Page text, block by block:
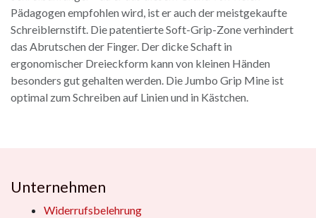
Pädagogen empfohlen wird, ist er auch der meistgekaufte
Schreiblernstift. Die patentierte Soft-Grip-Zone verhindert
das Abrutschen der Finger. Der dicke Schaft in
ergonomischer Dreieckform kann von kleinen Händen
besonders gut gehalten werden. Die Jumbo Grip Mine ist
optimal zum Schreiben auf Linien und in Kästchen.
Unternehmen
Widerrufsbelehrung